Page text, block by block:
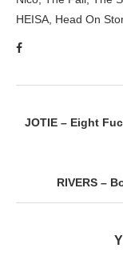
HEISA, Head On
JOTIE – Eight
RIVERS –